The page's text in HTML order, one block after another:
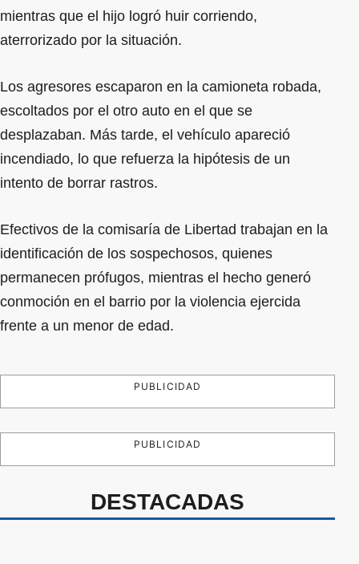
mientras que el hijo logró huir corriendo,
aterrorizado por la situación.
Los agresores escaparon en la camioneta robada,
escoltados por el otro auto en el que se
desplazaban. Más tarde, el vehículo apareció
incendiado, lo que refuerza la hipótesis de un
intento de borrar rastros.
Efectivos de la comisaría de Libertad trabajan en la
identificación de los sospechosos, quienes
permanecen prófugos, mientras el hecho generó
conmoción en el barrio por la violencia ejercida
frente a un menor de edad.
PUBLICIDAD
PUBLICIDAD
DESTACADAS